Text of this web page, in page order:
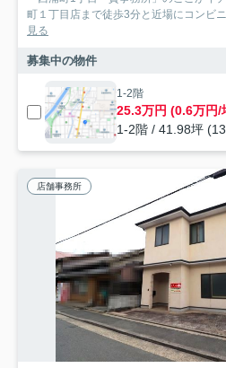
町１丁目店まで徒歩3分と近場にコンビ
見る
募集中の物件
1-2階
25.3万円 (0.6万円/
1-2階 / 41.98坪
店舗事務所